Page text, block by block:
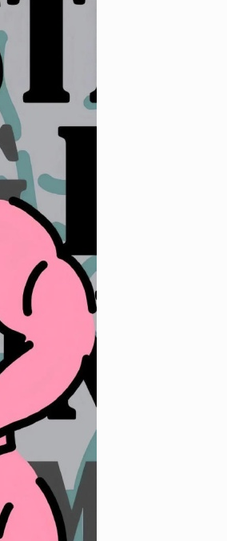
24944 2023-01-16 15:00:06
2023全新锁屏手机壁纸好看合集 很个性
的高级感的精致壁纸
22175
2023最漂亮的手机壁纸合集 2023比较
火的手机壁纸大全
2023-03-01 13:16:12
高清手机壁纸2023最新合集 超温柔又超
耐看皮肤
18650 2023-02-13 17:50:11
2023简单却很酷的聊天背景高清 一定要
换上的聊天背景全面屏
2023-01-07 19:36:09
2023最新版男生最爱的壁纸 适合男生用
的很酷又很高级的壁纸
14093 2023-02-20 10:40:11
2023最潮的好看的全面屏壁纸合集 申请
成为你的新壁纸
2023-01-12 08:12:04